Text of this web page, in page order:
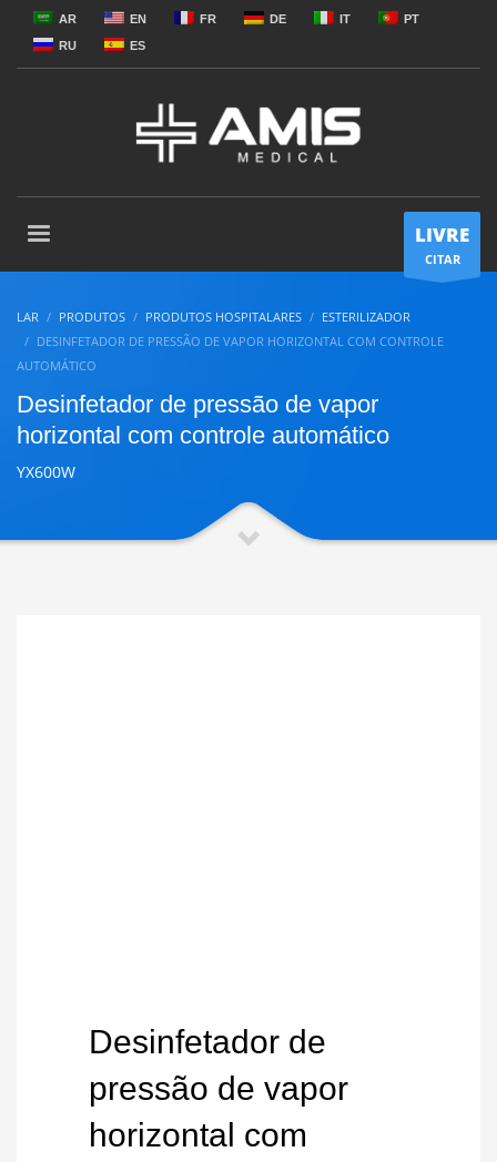
AR EN FR DE IT
PT
RU
ES
LIVRE
CITAR
LAR PRODUTOS PRODUTOS HOSPITALARES
ESTERILIZADOR
DESINFETADOR DE PRESSÃO DE VAPOR HORIZONTAL COM CONTROLE
AUTOMÁTICO
Desinfetador de pressão de vapor
horizontal com controle automático
YX600W
Desinfetador de
pressão de vapor
horizontal com